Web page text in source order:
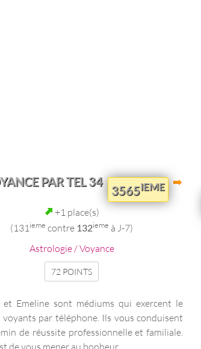
PAR TEL 34
3565IEME
+1 place(s)
(131 ieme contre 132ieme à J-7)
Astrologie / Voyance
72 POINTS
et Emeline sont médiums qui exercent le
voyants par téléphone. Ils vous conduisent
de réussite professionnelle et familiale.
de vous mener au bonheur. ...